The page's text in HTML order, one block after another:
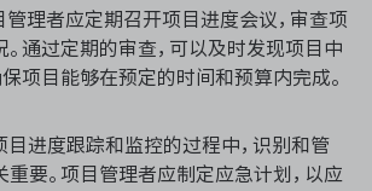
管理者应定期召开项目进度会议，审查项
。通过定期的审查，可以及时发现项目中
项目能够在预定的时间和预算内完成。
目进度跟踪和监控的过程中，识别和管
要。项目管理者应制定应急计划，以应